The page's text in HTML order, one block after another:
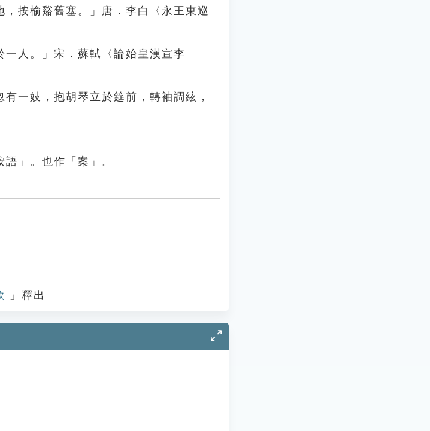
按榆谿舊塞。」唐．李白〈永王東巡
人。」宋．蘇軾〈論始皇漢宣李
一妓，抱胡琴立於筵前，轉袖調絃，
」。也作「案」。
」釋出